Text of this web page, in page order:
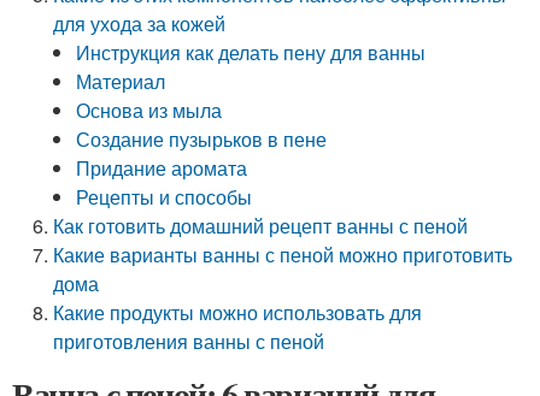
для ухода за кожей
Инструкция как делать пену для ванны
Материал
Основа из мыла
Создание пузырьков в пене
Придание аромата
Рецепты и способы
Как готовить домашний рецепт ванны с пеной
Какие варианты ванны с пеной можно приготовить
дома
Какие продукты можно использовать для
приготовления ванны с пеной